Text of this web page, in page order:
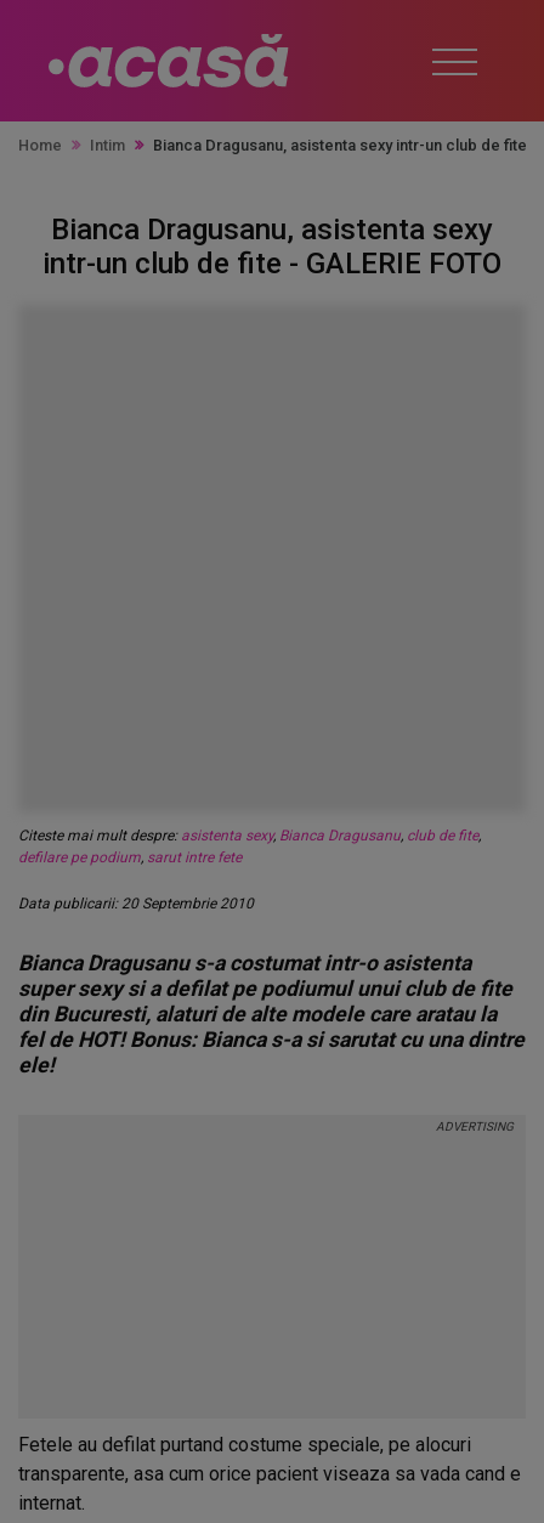
Home Intim Bianca Dragusanu, asistenta sexy intr-un club de fite -
Bianca Dragusanu, asistenta sexy
intr-un club de fite - GALERIE FOTO
Citeste mai mult despre: asistenta sexy, Bianca Dragusanu, club de fite,
defilare pe podium, sarut intre fete
Data publicarii: 20 Septembrie 2010
Bianca Dragusanu s-a costumat intr-o asistenta
super sexy si a defilat pe podiumul unui club de fite
din Bucuresti, alaturi de alte modele care aratau la
fel de HOT! Bonus: Bianca s-a si sarutat cu una dintre
ele!
Fetele au defilat purtand costume speciale, pe alocuri
transparente, asa cum orice pacient viseaza sa vada cand e
internat.